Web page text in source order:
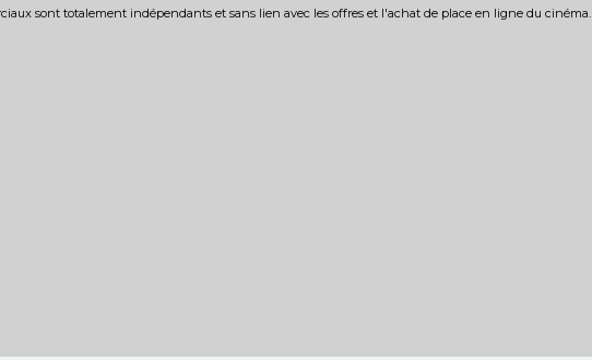
sont totalement indépendants et sans lien avec les offres et l'achat de place en ligne du cinéma.